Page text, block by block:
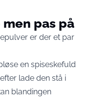
pas på
er der et par
en spiseskefuld
lade den stå i
blandingen